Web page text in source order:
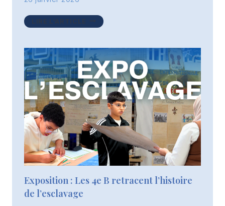
NUIT
LA
LECTURE:
DEUXIÈME
ÉDITION
Exposition : Les 4e B retracent l’histoire
de l’esclavage